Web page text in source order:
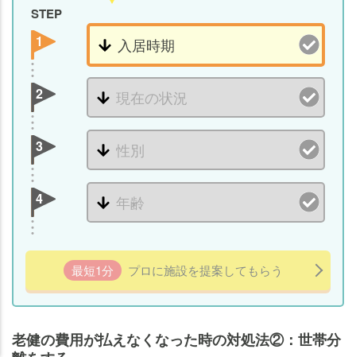
STEP
1
2
3
4
最短1分 プロに施設を提案してもらう
老健の費用が払えなくなった時の対処法②：世帯分